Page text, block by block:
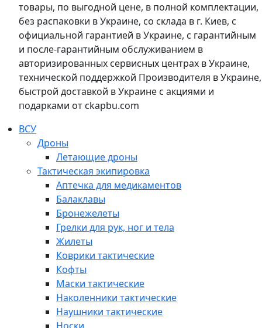
товары, по выгодной цене, в полной комплектации,
без распаковки в Украине, со склада в г. Киев, с
официальной гарантией в Украине, с гарантийным
и после-гарантийным обслуживанием в
авторизированных сервисных центрах в Украине,
технической поддержкой Производителя в Украине,
быстрой доставкой в Украине с акциями и
подарками от ckapbu.com
ВСУ
Дроны
Летающие дроны
Тактическая экипировка
Аптечка для медикаментов
Балаклавы
Бронежелеты
Грелки для рук, ног и тела
Жилеты
Коврики тактические
Кофты
Маски тактические
Наколенники тактические
Наушники тактические